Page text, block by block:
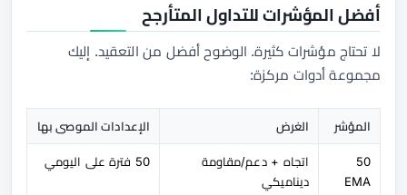
أفضل المؤشرات للتداول المتأرجح
لا تحتاج مؤشرات كثيرة. الوضوح أفضل من التعقيد. إليك
مجموعة أدوات مركزة:
المؤشر الغرض الإعدادات الموصى بها
50
EMA
اتجاه + دعم/مقاومة
ديناميكي
50 فترة على اليومي